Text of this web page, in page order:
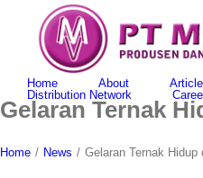
Home About Article
Distribution Network
Gelaran Ternak
Home / News / Gelaran Ternak Hidup